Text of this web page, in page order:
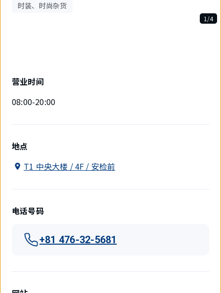
时装、时尚杂货
件。
1/4
营业时间
08:00-20:00
地点
T1 中央大楼 / 4F / 安检前
电话号码
+81 476-32-5681